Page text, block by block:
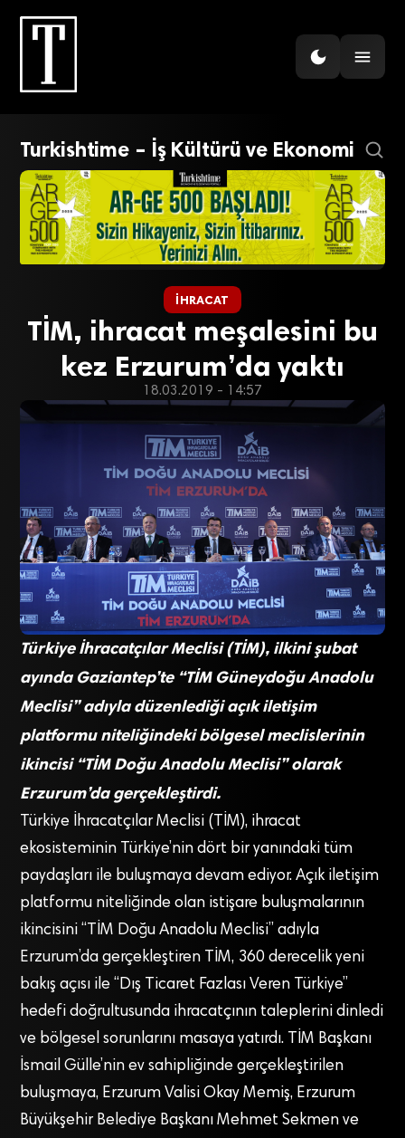
Turkishtime – İş Kültürü ve Ekonomi
İHRACAT
TİM, ihracat meşalesini bu
kez Erzurum’da yaktı
18.03.2019 - 14:57
Türkiye İhracatçılar Meclisi (TİM), ilkini şubat
ayında Gaziantep’te “TİM Güneydoğu Anadolu
Meclisi” adıyla düzenlediği açık iletişim
platformu niteliğindeki bölgesel meclislerinin
ikincisi “TİM Doğu Anadolu Meclisi” olarak
Erzurum’da gerçekleştirdi.
Türkiye İhracatçılar Meclisi (TİM), ihracat
ekosisteminin Türkiye’nin dört bir yanındaki tüm
paydaşları ile buluşmaya devam ediyor. Açık iletişim
platformu niteliğinde olan istişare buluşmalarının
ikincisini “TİM Doğu Anadolu Meclisi” adıyla
Erzurum’da gerçekleştiren TİM, 360 derecelik yeni
bakış açısı ile “Dış Ticaret Fazlası Veren Türkiye”
hedefi doğrultusunda ihracatçının taleplerini dinledi
ve bölgesel sorunlarını masaya yatırdı. TİM Başkanı
İsmail Gülle’nin ev sahipliğinde gerçekleştirilen
buluşmaya, Erzurum Valisi Okay Memiş, Erzurum
Büyükşehir Belediye Başkanı Mehmet Sekmen ve